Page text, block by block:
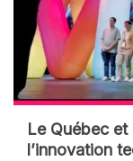
Le Québec et
l’innovation